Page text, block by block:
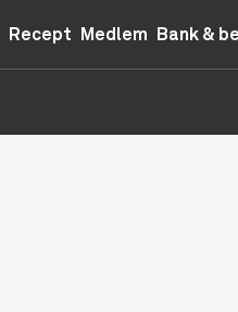
Recept Medlem Bank &